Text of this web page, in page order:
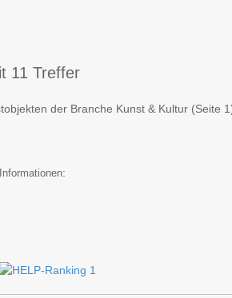
11 Treffer
der Branche Kunst & Kultur (Seite
: